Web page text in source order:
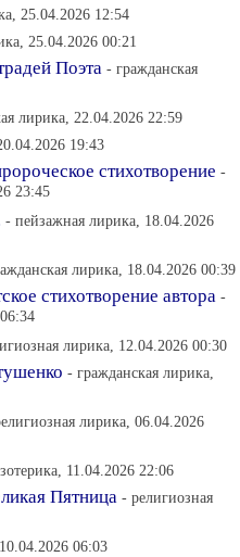
25.04.2026 12:54
25.04.2026 00:21
Поэта - гражданская
лирика, 22.04.2026 22:59
19:43
стихотворение -
23:45
- пейзажная лирика, 18.04.2026
лирика, 18.04.2026 00:39
стихотворение автора -
лирика, 12.04.2026 00:30
- гражданская лирика,
лирика, 06.04.2026
11.04.2026 22:06
Пятница - религиозная
06:03